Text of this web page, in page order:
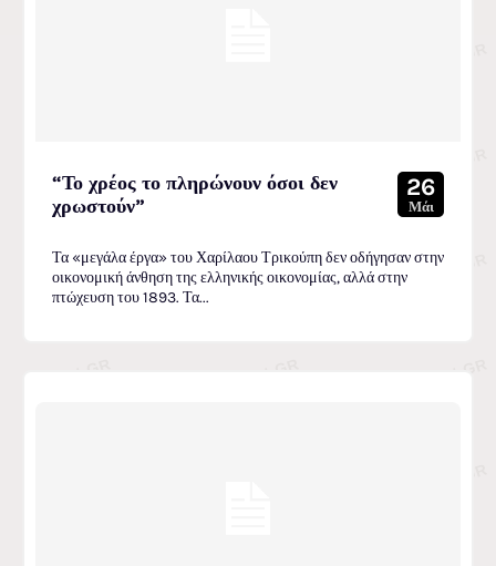
“Το χρέος το πληρώνουν όσοι δεν
χρωστούν”
26
Μάι
Τα «μεγάλα έργα» του Χαρίλαου Τρικούπη δεν οδήγησαν στην
οικονομική άνθηση της ελληνικής οικονομίας, αλλά στην
πτώχευση του 1893. Τα...